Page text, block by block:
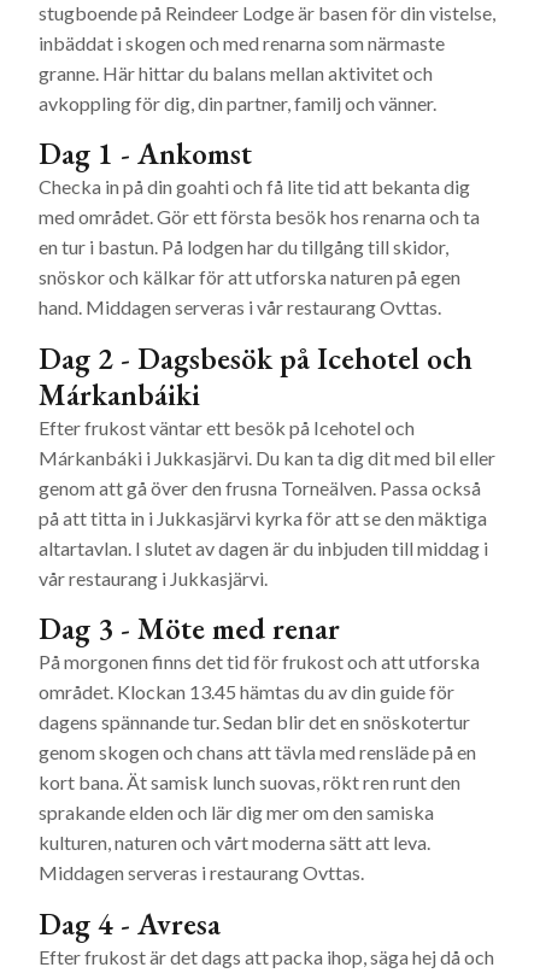
stugboende på Reindeer Lodge är basen för din vistelse,
inbäddat i skogen och med renarna som närmaste
granne. Här hittar du balans mellan aktivitet och
avkoppling för dig, din partner, familj och vänner.
Dag 1 - Ankomst
Checka in på din goahti och få lite tid att bekanta dig
med området. Gör ett första besök hos renarna och ta
en tur i bastun. På lodgen har du tillgång till skidor,
snöskor och kälkar för att utforska naturen på egen
hand. Middagen serveras i vår restaurang Ovttas.
Dag 2 - Dagsbesök på Icehotel och
Márkanbáiki
Efter frukost väntar ett besök på Icehotel och
Márkanbáki i Jukkasjärvi. Du kan ta dig dit med bil eller
genom att gå över den frusna Torneälven. Passa också
på att titta in i Jukkasjärvi kyrka för att se den mäktiga
altartavlan. I slutet av dagen är du inbjuden till middag i
vår restaurang i Jukkasjärvi.
Dag 3 - Möte med renar
På morgonen finns det tid för frukost och att utforska
området. Klockan 13.45 hämtas du av din guide för
dagens spännande tur. Sedan blir det en snöskotertur
genom skogen och chans att tävla med rensläde på en
kort bana. Ät samisk lunch suovas, rökt ren runt den
sprakande elden och lär dig mer om den samiska
kulturen, naturen och vårt moderna sätt att leva.
Middagen serveras i restaurang Ovttas.
Dag 4 - Avresa
Efter frukost är det dags att packa ihop, säga hej då och